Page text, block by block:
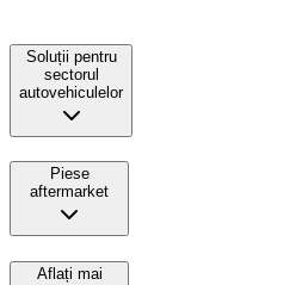
Soluții pentru
sectorul
autovehiculelor
Piese
aftermarket
Aflați mai